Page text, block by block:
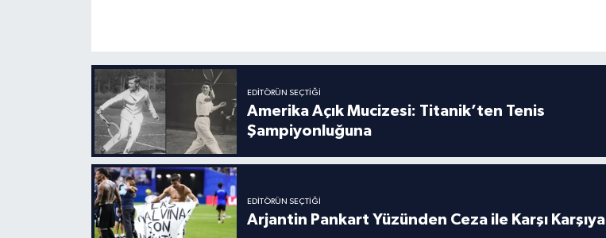
EDITÖRÜN SEÇTIĞI
Amerika Açık Mucizesi: Titanik’ten Tenis
Şampiyonluğuna
EDITÖRÜN SEÇTIĞI
Arjantin Pankart Yüzünden Ceza ile Karşı Karşıya
Motor Sporları
Su Sporları